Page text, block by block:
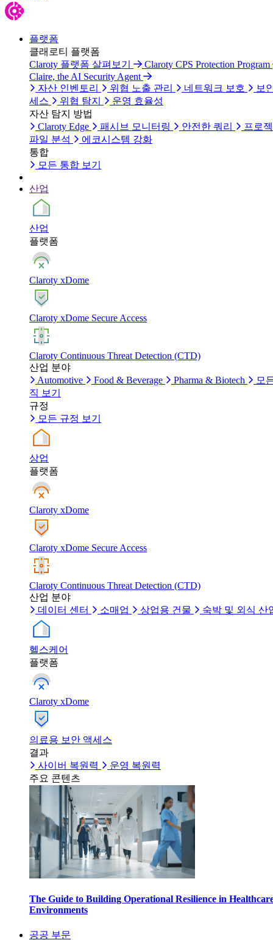
플랫폼
클래로티 플랫폼
Claroty 플랫폼 살펴보기
Claroty CPS Protection Program
Claire, the AI Security Agent
자산 인벤토리
위협 노출 관리 네트워크 보호
보
세스
위협 탐지
운영 효율성
자산 탐지 방법
Claroty Edge
패시브 모니터링 안전한 쿼리
프로
파일 분석
에코시스템 강화
통합
모든 통합 보기
산업
산업
플랫폼
Claroty xDome
Claroty xDome Secure Access
Claroty Continuous Threat Detection (CTD)
산업 분야
Automotive
Food & Beverage Pharma & Biotech
모
직 보기
규정
모든 규정 보기
상업
플랫폼
Claroty xDome
Claroty xDome Secure Access
Claroty Continuous Threat Detection (CTD)
산업 분야
데이터 센터
소매업 상업용 건물 숙박 및 외식 산
헬스케어
플랫폼
Claroty xDome
의료용 보안 액세스
결과
사이버 복원력
운영 복원력
주요 콘텐츠
The Guide to Building Operational Resilience in
Environments
공공 부문